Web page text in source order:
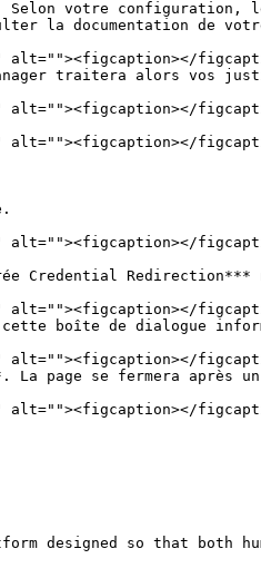
la documentation de
traitera alors vos
Redirection***
cette boîte de dialogue
page se fermera après
designed so that both